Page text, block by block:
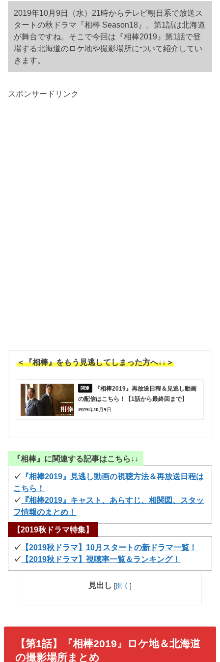
2019年10月9日（水）21時からテレビ朝日系で放送ス
タートの秋ドラマ『相棒 Season18』。第1話は北海道
が舞台ですね。そこで今回は『相棒2019』第1話で登
場する北海道のロケ地や撮影場所について紹介してい
きます。
スポンサードリンク
＜『相棒』をもう見逃してしまった方へ↓↓＞
『相棒2019』再放送日程＆見逃し動画
の配信はこちら！【1話から最終回まで】
2019年10月9日
『相棒』に関連する記事はこちら↓↓
✓ 『相棒2019』見逃し動画の視聴方法＆再放送日程は
こちら！
✓ 『相棒2019』キャスト、あらすじ、相関図、スタッ
フ情報のまとめ！
【2019秋ドラマ特集】
✓ 【2019秋ドラマ】10月スタートの新ドラマ一覧！
✓ 【2019秋ドラマ】視聴率一覧＆ランキング！
見出し [開く ]
【第1話】『相棒2019』ロケ地＆北海道
の撮影場所まとめ